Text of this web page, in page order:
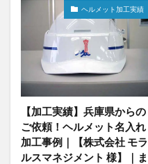
ヘルメット加工実績
【加工実績】兵庫県からの
ご依頼！ヘルメット名入れ
加工事例｜【株式会社 モラ
ルスマネジメント 様】｜ま